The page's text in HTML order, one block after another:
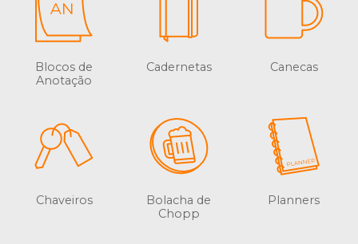
Blocos de
Anotação
Cadernetas Canecas
Chaveiros
Bolacha de
Chopp
Planners